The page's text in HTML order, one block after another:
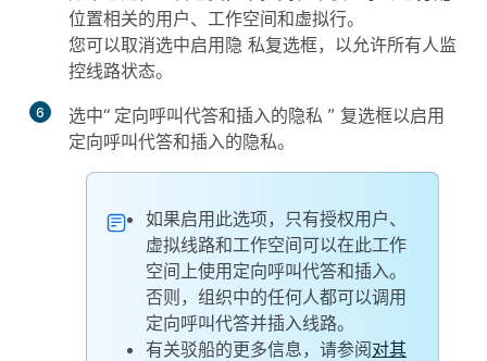
位置相关的用户、工作空间和虚拟行。
您可以取消选中启用隐 私复选框，以允许所有人监
控线路状态。
6 选中“ 定向呼叫代答和插入的隐私 ” 复选框以启用
定向呼叫代答和插入的隐私。
如果启用此选项，只有授权用户、
虚拟线路和工作空间可以在此工作
空间上使用定向呼叫代答和插入。
否则，组织中的任何人都可以调用
定向呼叫代答并插入线路。
有关驳船的更多信息，请参阅对其